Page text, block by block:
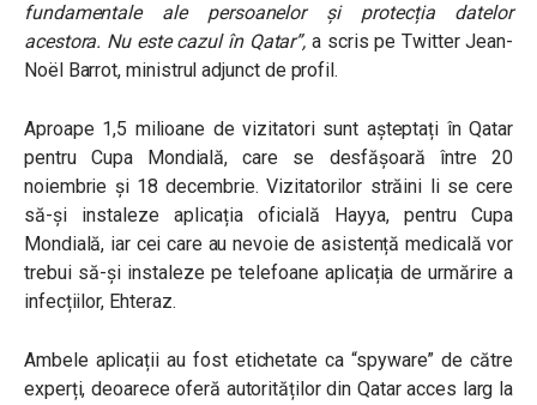
fundamentale ale persoanelor și protecția datelor
acestora. Nu este cazul în Qatar”, a scris pe Twitter Jean-
Noël Barrot, ministrul adjunct de profil.
Aproape 1,5 milioane de vizitatori sunt așteptați în Qatar
pentru Cupa Mondială, care se desfășoară între 20
noiembrie și 18 decembrie. Vizitatorilor străini li se cere
să-și instaleze aplicația oficială Hayya, pentru Cupa
Mondială, iar cei care au nevoie de asistență medicală vor
trebui să-și instaleze pe telefoane aplicația de urmărire a
infecțiilor, Ehteraz.
Ambele aplicații au fost etichetate ca “spyware” de către
experți, deoarece oferă autorităților din Qatar acces larg la